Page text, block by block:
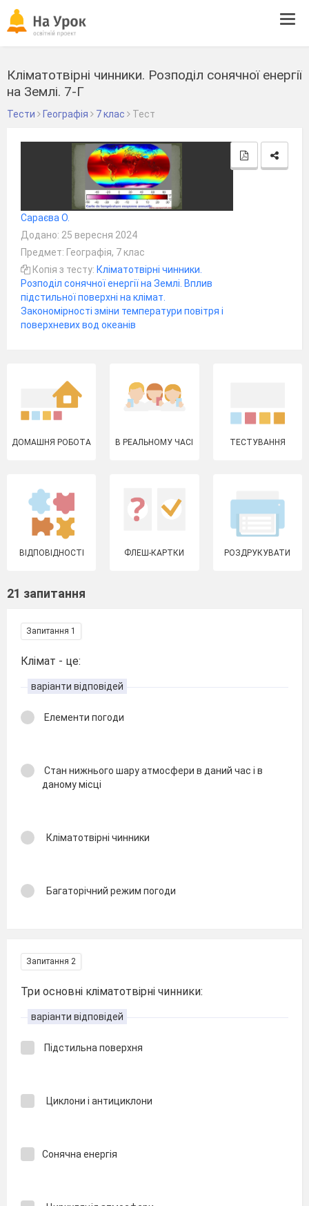
Кліматотвірні чинники. Розподіл сонячної енергії
на Землі. 7-Г
Тести Географія 7 клас Тест
Сараєва О.
Додано: 25 вересня 2024
Предмет: Географія, 7 клас
Копія з тесту: Кліматотвірні чинники.
Розподіл сонячної енергії на Землі. Вплив
підстильної поверхні на клімат.
Закономірності зміни температури повітря і
поверхневих вод океанів
ДОМАШНЯ РОБОТА В РЕАЛЬНОМУ ЧАСІ ТЕСТУВАННЯ
ВІДПОВІДНОСТІ ФЛЕШ-КАРТКИ РОЗДРУКУВАТИ
21 запитання
Запитання 1
Клімат - це:
варіанти відповідей
Елементи погоди
Стан нижнього шару атмосфери в даний час і в
даному місці
Кліматотвірні чинники
Багаторічний режим погоди
Запитання 2
Три основні кліматотвірні чинники:
варіанти відповідей
Підстильна поверхня
Циклони і антициклони
Сонячна енергія